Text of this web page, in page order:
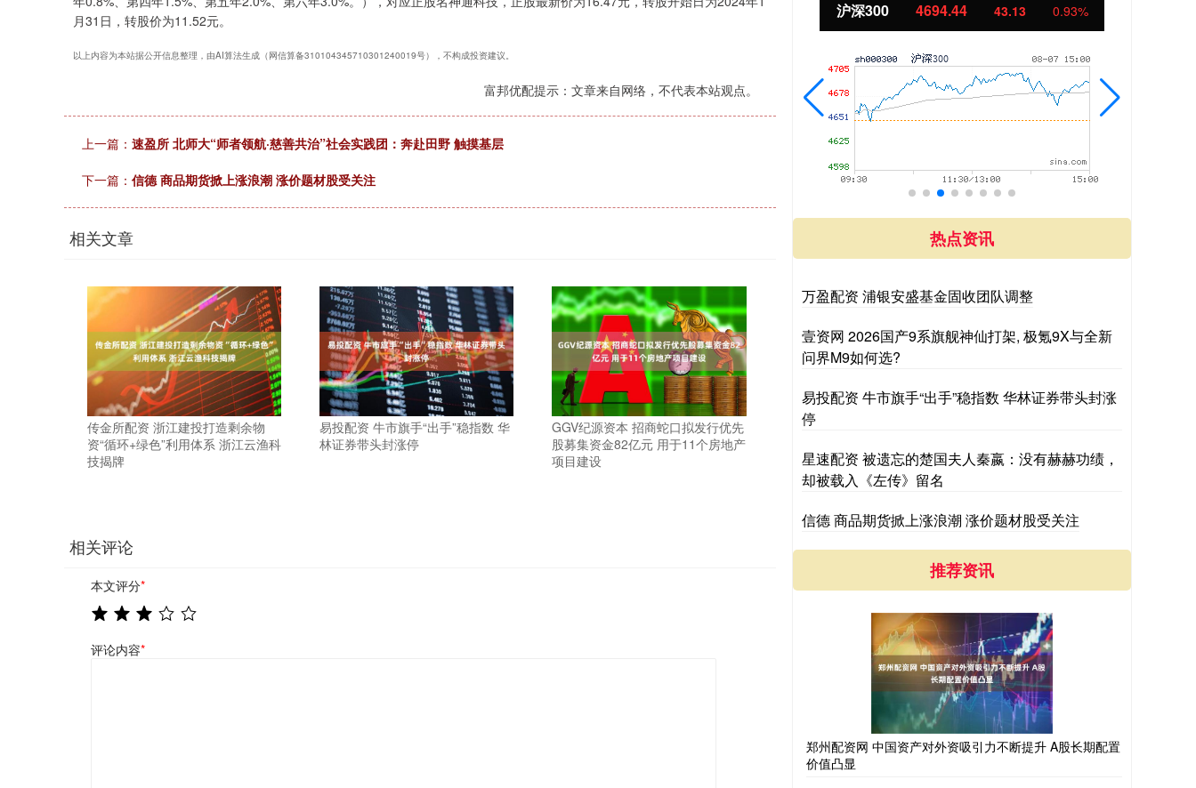
月31日，转股价为11.52元。
以上内容为本站据公开信息整理，由AI算法生成（网信算备310104345710301240019号），不构成投资建议。
富邦优配提示：文章来自网络，不代表本站观点。
上一篇： 速盈所 北师大“师者领航·慈善共治”社会实践团：奔赴田野 触摸基层
下一篇： 信德 商品期货掀上涨浪潮 涨价题材股受关注
相关文章
传金所配资 浙江建投打造剩余物
资“循环+绿色”利用体系 浙江云渔科
技揭牌
易投配资 牛市旗手“出手”稳指数 华
林证券带头封涨停
GGV纪源资本 招商蛇口拟发行优先
股募集资金82亿元 用于11个房地产
项目建设
相关评论
本文评分*
评论内容*
1.02% 深证成指 14311.01 200.89 1.42% 沪深300 4694.44 43.13 0.93% 北证50 1134.24 11.37 1.01%
热点资讯
万盈配资 浦银安盛基金固收团队调整
壹资网 2026国产9系旗舰神仙打架, 极氪9X与全新
问界M9如何选?
易投配资 牛市旗手“出手”稳指数 华林证券带头封涨
停
星速配资 被遗忘的楚国夫人秦嬴：没有赫赫功绩，
却被载入《左传》留名
信德 商品期货掀上涨浪潮 涨价题材股受关注
推荐资讯
郑州配资网 中国资产对外资吸引力不断提升 A股长期配置
价值凸显